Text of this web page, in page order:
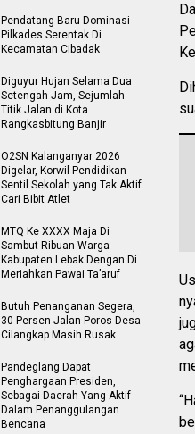
Pendatang Baru Dominasi
Pilkades Serentak Di
Kecamatan Cibadak
Diguyur Hujan Selama Dua
Setengah Jam, Sejumlah
Titik Jalan di Kota
Rangkasbitung Banjir
O2SN Kalanganyar 2026
Digelar, Korwil Pendidikan
Sentil Sekolah yang Tak Aktif
Cari Bibit Atlet
MTQ Ke XXXX Maja Di
Sambut Ribuan Warga
Kabupaten Lebak Dengan Di
Meriahkan Pawai Ta’aruf
Butuh Penanganan Segera,
30 Persen Jalan Poros Desa
Cilangkap Masih Rusak
Pandeglang Dapat
Penghargaan Presiden,
Sebagai Daerah Yang Aktif
Dalam Penanggulangan
Bencana